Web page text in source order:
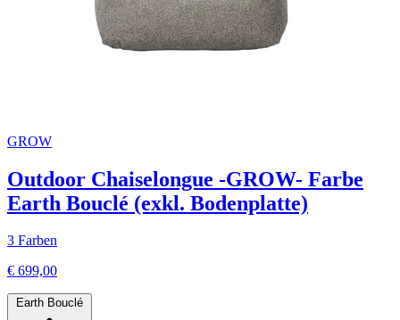
GROW
Outdoor Chaiselongue -GROW- Farbe
Earth Bouclé (exkl. Bodenplatte)
3 Farben
€ 699,00
Earth Bouclé